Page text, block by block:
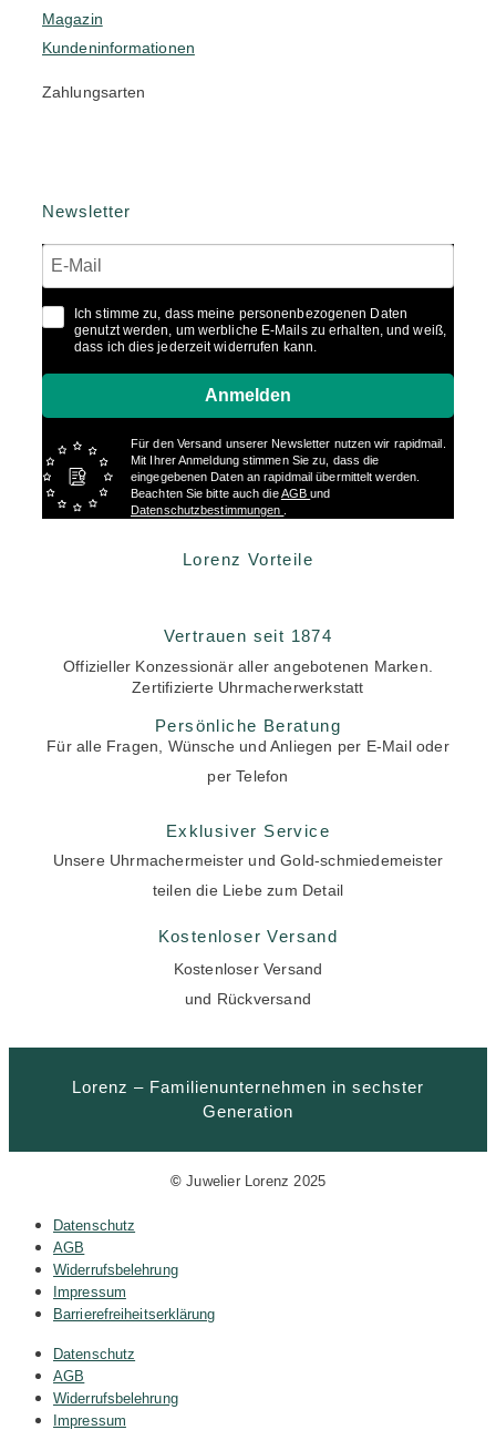
Magazin
Kundeninformationen
Zahlungsarten
Newsletter
Ich stimme zu, dass meine personenbezogenen Daten
genutzt werden, um werbliche E-Mails zu erhalten, und weiß,
dass ich dies jederzeit widerrufen kann.
Anmelden
Für den Versand unserer Newsletter nutzen wir rapidmail.
Mit Ihrer Anmeldung stimmen Sie zu, dass die
eingegebenen Daten an rapidmail übermittelt werden.
Beachten Sie bitte auch dieAGBund
Datenschutzbestimmungen
Lorenz Vorteile
Vertrauen seit 1874
Offizieller Konzessionär aller angebotenen Marken.
Zertifizierte Uhrmacherwerkstatt
Persönliche Beratung
Für alle Fragen, Wünsche und Anliegen per E-Mail oder
per Telefon
Exklusiver Service
Unsere Uhrmachermeister und Gold-schmiedemeister
teilen die Liebe zum Detail
Kostenloser Versand
Kostenloser Versand
und Rückversand
Lorenz – Familienunternehmen in sechster
Generation
© Juwelier Lorenz 2025
Datenschutz
AGB
Widerrufsbelehrung
Impressum
Barrierefreiheitserklärung
Datenschutz
AGB
Widerrufsbelehrung
Impressum